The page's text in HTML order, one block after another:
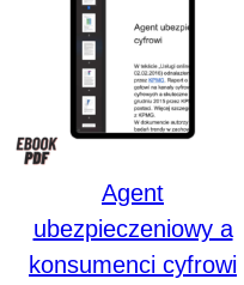
Agent
ubezpieczeniowy a
konsumenci cyfrowi